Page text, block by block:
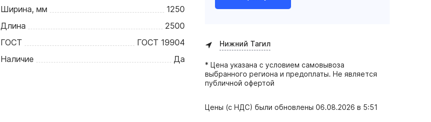
Ширина, мм
1250
Длина
2500
ГОСТ
ГОСТ 19904
Наличие
Да
Нижний Тагил
* Цена указана с условием самовывоза
выбранного региона и предоплаты. Не является
публичной офертой
Цены (с НДС) были обновлены06.08.2026 в 5:51